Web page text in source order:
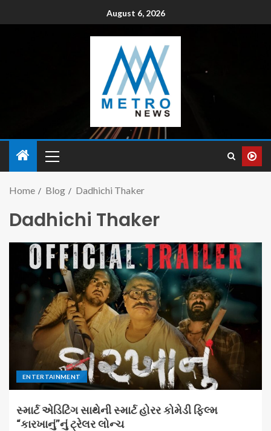
August 6, 2026
Home Blog Dadhichi Thaker
Dadhichi Thaker
ENTERTAINMENT
સ્માર્ટ એડિટિંગ સાથેની સ્માર્ટ હોરર કોમેડી ફિલ્મ
“કારખાનું”નું ટ્રેલર લોન્ચ